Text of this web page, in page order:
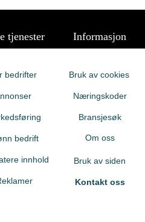
tjenester Informasjon
bedrifter
bedrift
innhold
Bruk av cookies
Næringskoder
Bransjesøk
Om oss
Bruk av siden
Kontakt oss